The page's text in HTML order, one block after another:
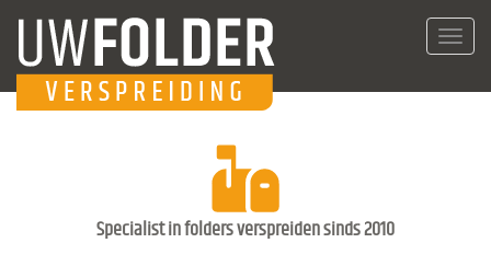
Specialist in folders verspreiden sinds 2010